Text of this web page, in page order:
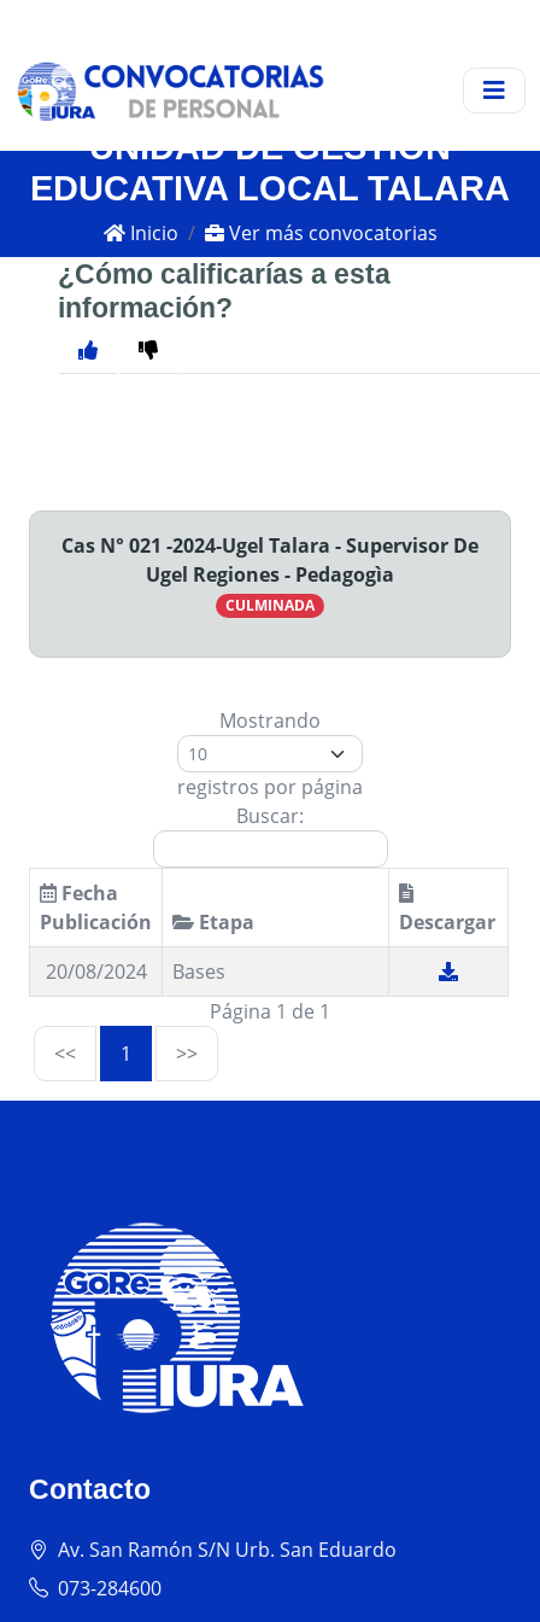
UNIDAD DE GESTIÓN
EDUCATIVA LOCAL TALARA
Inicio Ver más convocatorias
¿Cómo calificarías a esta
información?
Cas N° 021 -2024-Ugel Talara - Supervisor De
Ugel Regiones - Pedagogìa
CULMINADA
Mostrando
registros por página
Buscar:
Fecha
Publicación
Etapa
Descargar
20/08/2024
Bases
Página 1 de 1
<<
1 >>
Contacto
Av. San Ramón S/N Urb. San Eduardo
073-284600